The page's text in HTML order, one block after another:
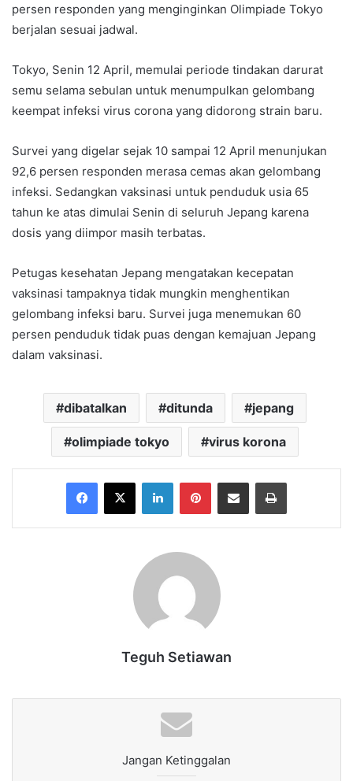
persen responden yang menginginkan Olimpiade Tokyo
berjalan sesuai jadwal.
Tokyo, Senin 12 April, memulai periode tindakan darurat
semu selama sebulan untuk menumpulkan gelombang
keempat infeksi virus corona yang didorong strain baru.
Survei yang digelar sejak 10 sampai 12 April menunjukan
92,6 persen responden merasa cemas akan gelombang
infeksi. Sedangkan vaksinasi untuk penduduk usia 65
tahun ke atas dimulai Senin di seluruh Jepang karena
dosis yang diimpor masih terbatas.
Petugas kesehatan Jepang mengatakan kecepatan
vaksinasi tampaknya tidak mungkin menghentikan
gelombang infeksi baru. Survei juga menemukan 60
persen penduduk tidak puas dengan kemajuan Jepang
dalam vaksinasi.
dibatalkan ditunda jepang
olimpiade tokyo virus korona
Facebook
X LinkedInPinterestShare via Email Print
Teguh Setiawan
Jangan Ketinggalan